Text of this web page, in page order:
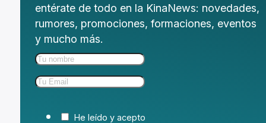
entérate de todo en la KinaNews: novedades,
rumores, promociones, formaciones, eventos
y mucho más.
He leído y acepto